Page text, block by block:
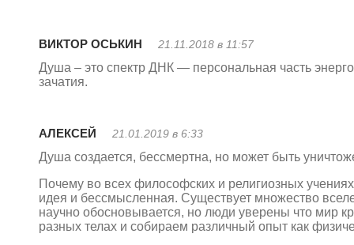
ВИКТОР ОСЬКИН 21.11.2018 в 11:57
Душа – это спектр ДНК — персональная часть
зачатия.
АЛЕКСЕЙ 21.01.2019 в 6:33
Душа создается, бессмертна, но может быть
Почему во всех философских и религиозных
идея и бессмысленная. Существует множество
научно обосновывается, но люди уверены что мир
разных телах и собираем различный опыт как